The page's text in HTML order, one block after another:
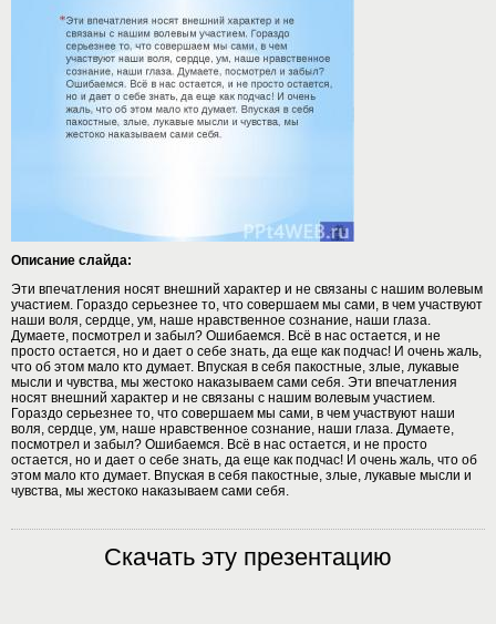
Описание слайда:
Эти впечатления носят внешний характер и не связаны с нашим волевым
участием. Гораздо серьезнее то, что совершаем мы сами, в чем участвуют
наши воля, сердце, ум, наше нравственное сознание, наши глаза.
Думаете, посмотрел и забыл? Ошибаемся. Всё в нас остается, и не
просто остается, но и дает о себе знать, да еще как подчас! И очень жаль,
что об этом мало кто думает. Впуская в себя пакостные, злые, лукавые
мысли и чувства, мы жестоко наказываем сами себя. Эти впечатления
носят внешний характер и не связаны с нашим волевым участием.
Гораздо серьезнее то, что совершаем мы сами, в чем участвуют наши
воля, сердце, ум, наше нравственное сознание, наши глаза. Думаете,
посмотрел и забыл? Ошибаемся. Всё в нас остается, и не просто
остается, но и дает о себе знать, да еще как подчас! И очень жаль, что об
этом мало кто думает. Впуская в себя пакостные, злые, лукавые мысли и
чувства, мы жестоко наказываем сами себя.
Скачать эту презентацию